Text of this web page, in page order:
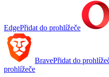
EdgePřidat do prohlížeče
BravePřidat do
prohlížeče